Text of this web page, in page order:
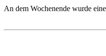
An dem Wochenende wurde eine